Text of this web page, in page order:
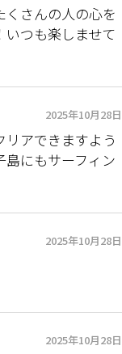
さんの人の心を
つも楽しませて
2025年10月28日
アできますよう
島にもサーフィン
2025年10月28日
2025年10月28日